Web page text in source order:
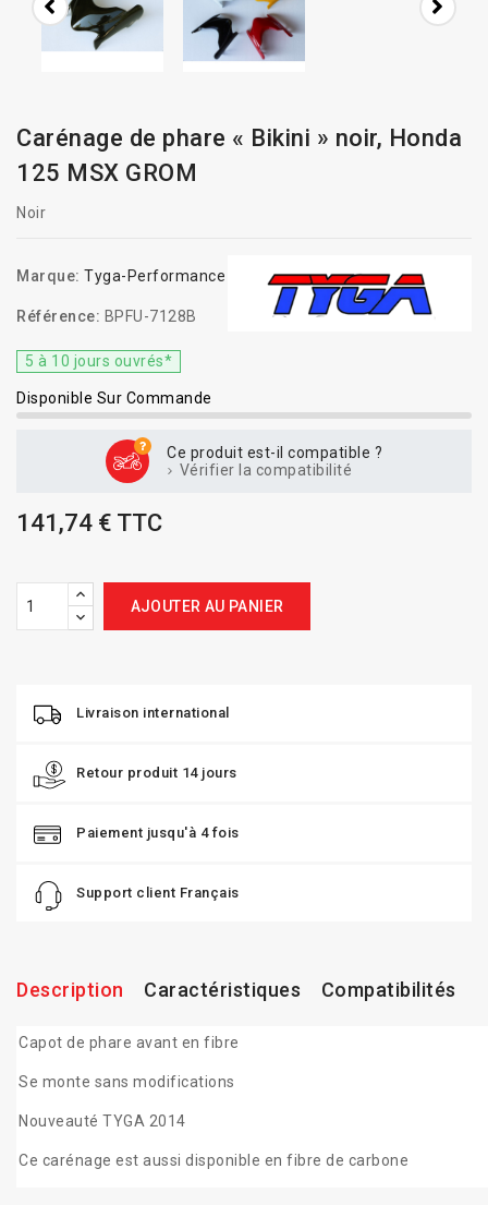
Carénage de phare « Bikini » noir, Honda
125 MSX GROM
Noir
Marque: Tyga-Performance
Référence: BPFU-7128B
5 à 10 jours ouvrés*
Disponible Sur Commande
Ce produit est-il compatible ?
Vérifier la compatibilité
141,74 € TTC
AJOUTER AU PANIER
Livraison international
Retour produit 14 jours
Paiement jusqu'à 4 fois
Support client Français
Description Caractéristiques Compatibilités
Capot de phare avant en fibre
Se monte sans modifications
Nouveauté TYGA 2014
Ce carénage est aussi disponible en fibre de carbone